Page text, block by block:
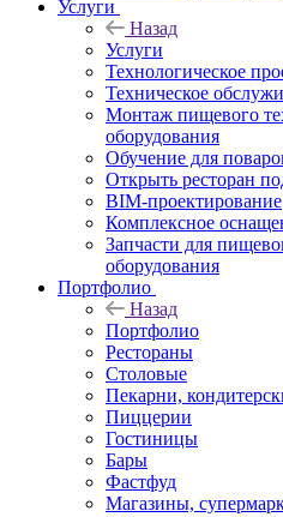
Услуги
Назад
Услуги
Технологическое
Техническое
Монтаж пищевого
оборудования
Обучение для
Открыть ресторан
BIM-проектирование
Комплексное
Запчасти для
оборудования
Портфолио
Назад
Портфолио
Рестораны
Столовые
Пекарни,
Пиццерии
Гостиницы
Бары
Фастфуд
Магазины,